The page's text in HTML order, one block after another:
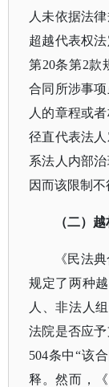
人未依据法
超越代表权
第20条第2款
合同所涉事
人的章程或
径直代表法
系法人内部
因而该限制不
（二）
《民法
规定了两种
人、非法人
法院是否应
504条中“该
释。然而，